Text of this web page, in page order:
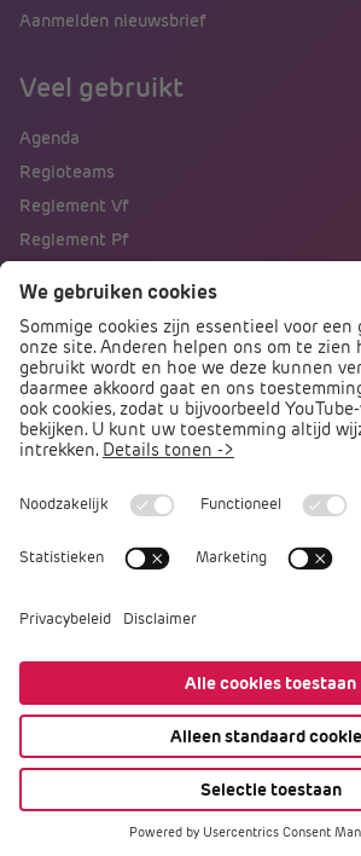
Aanmelden nieuwsbrief
Veel gebruikt
Agenda
Regioteams
Reglement Vf
Reglement Pf
Direct naar
Podcast PO praat
Arbocatalogus PO
Arbomeester